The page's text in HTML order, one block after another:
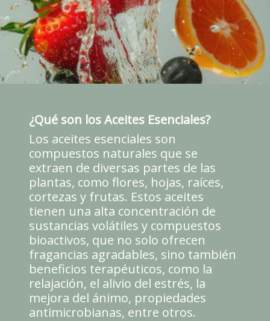
¿Qué son los Aceites Esenciales?
Los aceites esenciales son
compuestos naturales que se
extraen de diversas partes de las
plantas, como flores, hojas, raíces,
cortezas y frutas. Estos aceites
tienen una alta concentración de
sustancias volátiles y compuestos
bioactivos, que no solo ofrecen
fragancias agradables, sino también
beneficios terapéuticos, como la
relajación, el alivio del estrés, la
mejora del ánimo, propiedades
antimicrobianas, entre otros.